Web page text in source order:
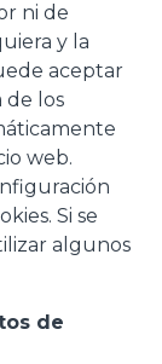
ni de
y la
aceptar
de los
web.
Si se
algunos
de